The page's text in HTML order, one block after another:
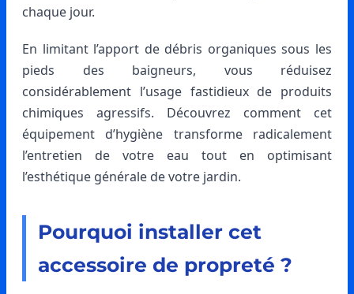
chaque jour.
En limitant l’apport de débris organiques sous les
pieds des baigneurs, vous réduisez
considérablement l’usage fastidieux de produits
chimiques agressifs. Découvrez comment cet
équipement d’hygiène transforme radicalement
l’entretien de votre eau tout en optimisant
l’esthétique générale de votre jardin.
Pourquoi installer cet
accessoire de propreté ?